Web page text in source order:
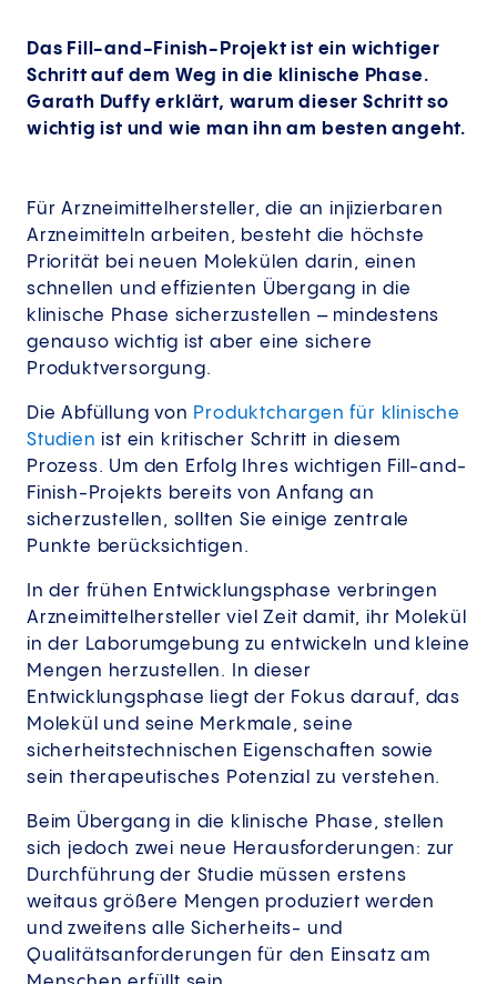
Das Fill-and-Finish-Projekt ist ein wichtiger
Schritt auf dem Weg in die klinische Phase.
Garath Duffy erklärt, warum dieser Schritt so
wichtig ist und wie man ihn am besten angeht.
Für Arzneimittelhersteller, die an injizierbaren
Arzneimitteln arbeiten, besteht die höchste
Priorität bei neuen Molekülen darin, einen
schnellen und effizienten Übergang in die
klinische Phase sicherzustellen – mindestens
genauso wichtig ist aber eine sichere
Produktversorgung.
Die Abfüllung von Produktchargen für klinische
Studien ist ein kritischer Schritt in diesem
Prozess. Um den Erfolg Ihres wichtigen Fill-and-
Finish-Projekts bereits von Anfang an
sicherzustellen, sollten Sie einige zentrale
Punkte berücksichtigen.
In der frühen Entwicklungsphase verbringen
Arzneimittelhersteller viel Zeit damit, ihr Molekül
in der Laborumgebung zu entwickeln und kleine
Mengen herzustellen. In dieser
Entwicklungsphase liegt der Fokus darauf, das
Molekül und seine Merkmale, seine
sicherheitstechnischen Eigenschaften sowie
sein therapeutisches Potenzial zu verstehen.
Beim Übergang in die klinische Phase, stellen
sich jedoch zwei neue Herausforderungen: zur
Durchführung der Studie müssen erstens
weitaus größere Mengen produziert werden
und zweitens alle Sicherheits- und
Qualitätsanforderungen für den Einsatz am